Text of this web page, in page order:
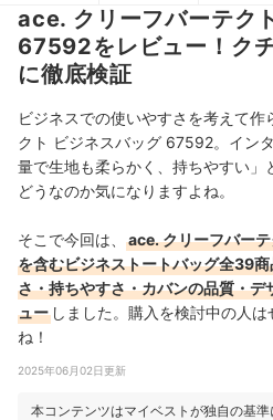
ace. クリーフバーテク
67592をレビュー！ク
に徹底検証
ビジネスでの使いやすさを考えて
クト ビジネスバッグ 67592。イン
量で生地も柔らかく、持ちやすい」
どうなのか気になりますよね。
そこで今回は、
ace. クリーフバー
を含むビジネストートバッグ全39
さ・持ちやすさ・カバンの品質・デ
ュー しました。購入を検討中の人
ね！
2025年06月02日更新
本コンテンツはマイベストが独自の基準